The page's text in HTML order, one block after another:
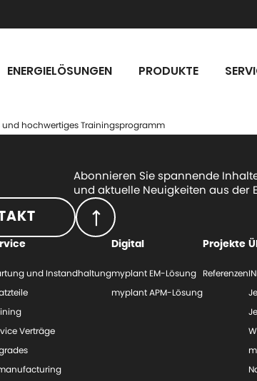
ENERGIELÖSUNGEN PRODUKTE
und hochwertiges Trainingsprogramm
Abonnieren Sie spannende
und aktuelle Neuigkeiten aus der
und Instandhaltung
Verträge
Digital
myplant EM-Lösung
myplant APM-Lösung
Projekte
Referenzen